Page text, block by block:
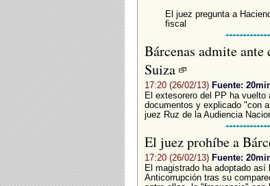
El juez pregunta a
fiscal
Bárcenas admite
Suiza
17:20 (26/02/13) Fuente:
El extesorero del PP ha
documentos y explicado "con
juez Ruz de la Audiencia
El juez prohíbe a
17:20 (26/02/13) Fuente:
El magistrado ha adoptado
Anticorrupción tras su